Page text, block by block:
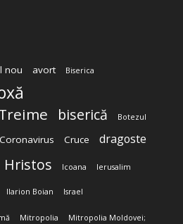
nou avort Biserica
biserică Botezul
Coronavirus Cruce dragoste
Hristos Icoana Ierusalim
Ilarion Boian Israel
Mitropolia Mitropolia Moldovei;